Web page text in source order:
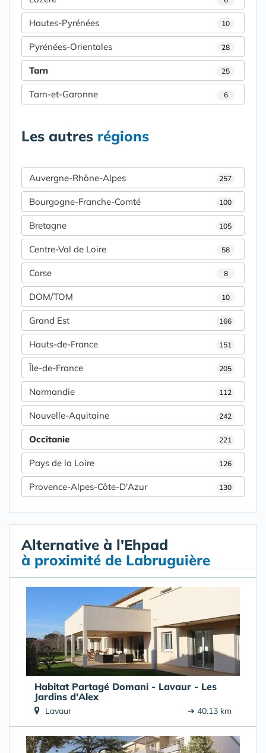
Hautes-Pyrénées 10
Pyrénées-Orientales 28
Tarn 25
Tarn-et-Garonne 6
Les autres régions
Auvergne-Rhône-Alpes 257
Bourgogne-Franche-Comté 100
Bretagne 105
Centre-Val de Loire 58
Corse 8
DOM/TOM 10
Grand Est 166
Hauts-de-France 151
Île-de-France 205
Normandie 112
Nouvelle-Aquitaine 242
Occitanie 221
Pays de la Loire 126
Provence-Alpes-Côte-D'Azur 130
Alternative à l'Ehpad
à proximité de Labruguière
Habitat Partagé Domani - Lavaur - Les
Jardins d'Alex
Lavaur ➔ 40.13 km